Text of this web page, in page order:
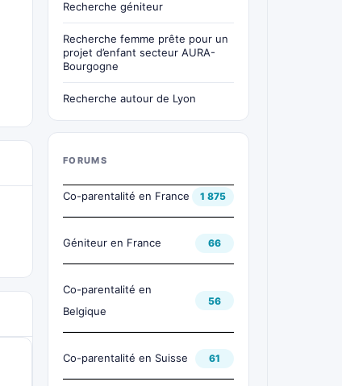
Recherche géniteur
Recherche femme prête pour un
projet d’enfant secteur AURA-
Bourgogne
Recherche autour de Lyon
FORUMS
Co-parentalité en France 1 875
Géniteur en France 66
Co-parentalité en
Belgique
56
Co-parentalité en Suisse 61